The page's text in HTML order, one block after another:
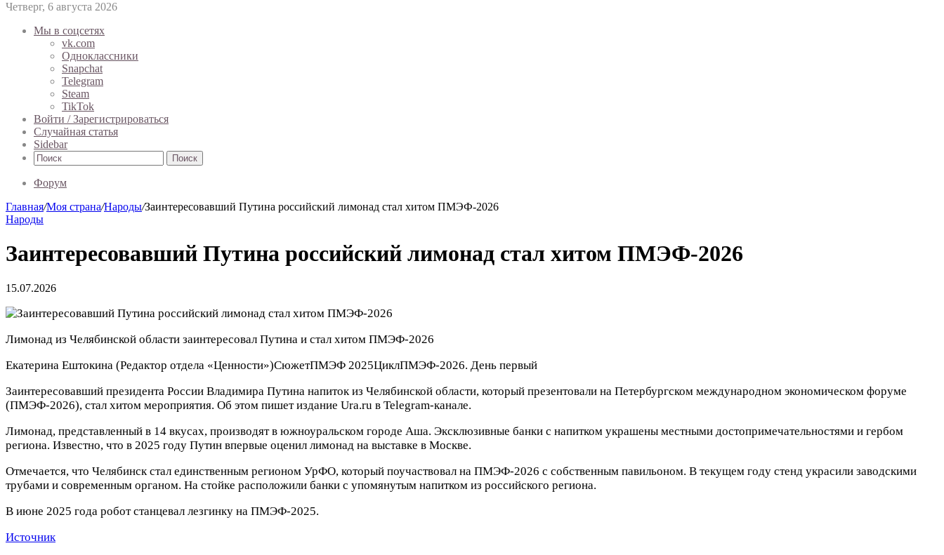
Четверг, 6 августа 2026
Мы в соцсетях
vk.com
Одноклассники
Snapchat
Telegram
Steam
TikTok
Войти / Зарегистрироваться
Случайная статья
Sidebar
Поиск
Форум
Главная/Моя страна/Народы/Заинтересовавший Путина российский лимонад стал хитом ПМЭФ-2026
Народы
Заинтересовавший Путина российский лимонад стал хитом ПМЭФ-2026
15.07.2026
Лимонад из Челябинской области заинтересовал Путина и стал хитом ПМЭФ-2026
Екатерина Ештокина (Редактор отдела «Ценности»)СюжетПМЭФ 2025ЦиклПМЭФ-2026. День первый
Заинтересовавший президента России Владимира Путина напиток из Челябинской области, который презентовали на Петербургском международном экономическом форуме
(ПМЭФ-2026), стал хитом мероприятия. Об этом пишет издание Ura.ru в Telegram-канале.
Лимонад, представленный в 14 вкусах, производят в южноуральском городе Аша. Эксклюзивные банки с напитком украшены местными достопримечательностями и гербом
региона. Известно, что в 2025 году Путин впервые оценил лимонад на выставке в Москве.
Отмечается, что Челябинск стал единственным регионом УрФО, который поучаствовал на ПМЭФ-2026 с собственным павильоном. В текущем году стенд украсили заводскими
трубами и современным органом. На стойке расположили банки с упомянутым напитком из российского региона.
В июне 2025 года робот станцевал лезгинку на ПМЭФ-2025.
Источник